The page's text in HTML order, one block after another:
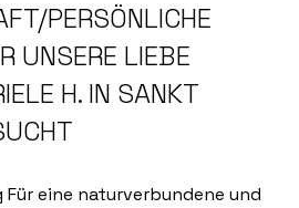
PERSÖNLICHE
UNSERE LIEBE
H. IN SANKT
eine naturverbundene und